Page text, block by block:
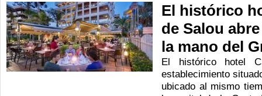
El histórico
de Salou
la mano del
El histórico hotel
establecimiento
ubicado al mismo